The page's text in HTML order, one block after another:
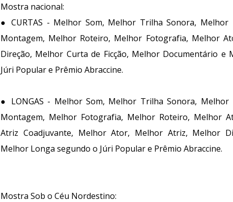
Mostra nacional:
● CURTAS - Melhor Som, Melhor Trilha Sonora,
Montagem, Melhor Roteiro, Melhor Fotografia, Melhor
Direção, Melhor Curta de Ficção, Melhor Documentário e
Júri Popular e Prêmio Abraccine.
● LONGAS - Melhor Som, Melhor Trilha Sonora,
Montagem, Melhor Fotografia, Melhor Roteiro, Melhor
Atriz Coadjuvante, Melhor Ator, Melhor Atriz, Melhor
Melhor Longa segundo o Júri Popular e Prêmio Abraccine.
Mostra Sob o Céu Nordestino: